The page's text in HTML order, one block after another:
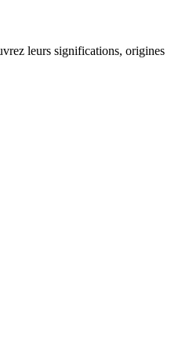
leurs significations, origines